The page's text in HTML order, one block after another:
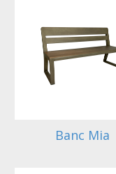
Banc Mia